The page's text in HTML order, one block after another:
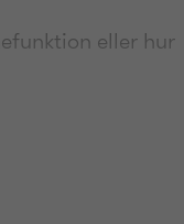
eller hur